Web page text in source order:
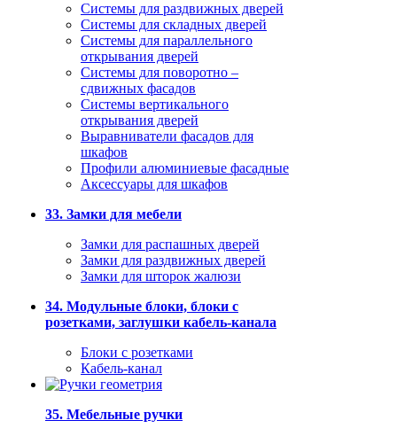
Системы для раздвижных дверей
Системы для складных дверей
Системы для параллельного
открывания дверей
Системы для поворотно –
сдвижных фасадов
Системы вертикального
открывания дверей
Выравниватели фасадов для
шкафов
Профили алюминиевые фасадные
Аксессуары для шкафов
33. Замки для мебели
Замки для распашных дверей
Замки для раздвижных дверей
Замки для шторок жалюзи
34. Модульные блоки, блоки с
розетками, заглушки кабель-канала
Блоки с розетками
Кабель-канал
35. Мебельные ручки